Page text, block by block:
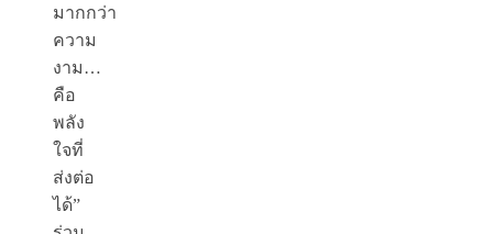
มากกว่า
ความ
งาม…
คือ
พลัง
ใจที่
ส่งต่อ
ได้”